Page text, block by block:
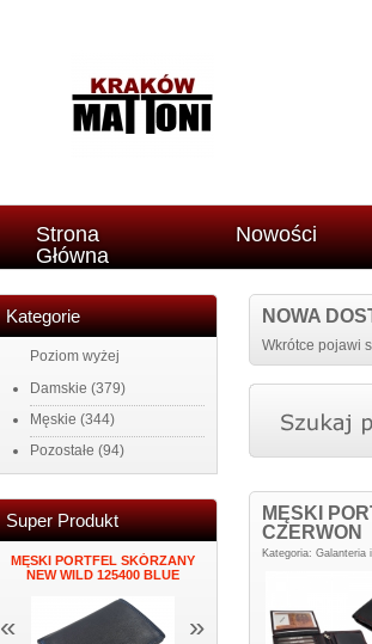
Strona
Główna
Nowości
Kategorie
Poziom wyżej
Damskie (379)
Męskie (344)
Pozostałe (94)
Super Produkt
MĘSKI PORTFEL SKÓRZANY
NEW WILD 125400 BLUE
PORTFEL DAMSKI
« »
NOWA
Wkrótce pojawi
MĘSKI
CZERWON
Kategoria: Galanteria